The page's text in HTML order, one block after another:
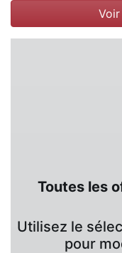
Toutes les
Utilisez le
pour